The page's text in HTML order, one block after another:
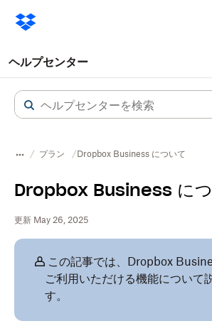
ヘルプセンター
プラン Dropbox Business について
Dropbox Business に
更新 May 26, 2025
この記事では、Dropbox
ご利用いただける機能について
す。